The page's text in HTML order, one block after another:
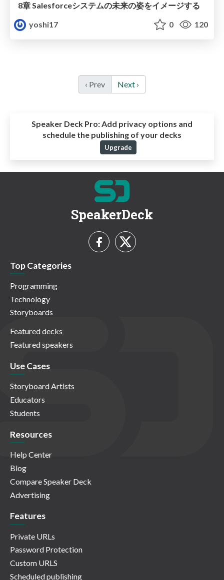
8章 Salesforceシステムの未来の姿をイメージする
yoshi17
0 120
‹ Prev Next ›
Speaker Deck Pro:Add privacy options and
schedule the publishing of your decks
Upgrade
SpeakerDeck
Top Categories
Programming
Technology
Storyboards
Featured decks
Featured speakers
Use Cases
Storyboard Artists
Educators
Students
Resources
Help Center
Blog
Compare Speaker Deck
Advertising
Features
Private URLs
Password Protection
Custom URLS
Scheduled publishing